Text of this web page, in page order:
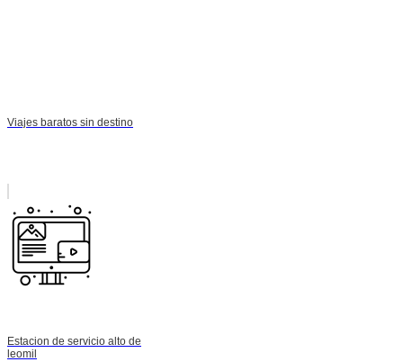
Viajes baratos sin destino
Estacion de servicio alto de
leomil